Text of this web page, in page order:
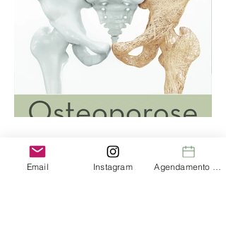
Dra. Paula Reichert Leite
8 min read
Email
Instagram